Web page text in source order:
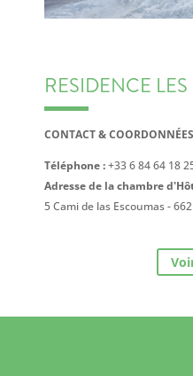
RESIDENCE
CONTACT & COORDONNÉES
Téléphone :+33 6 84 64 18
Adresse de la chambre
5 Cami de las Escoumas -